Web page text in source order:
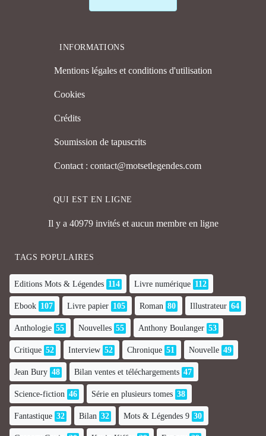
INFORMATIONS
Mentions légales et conditions d'utilisation
Cookies
Crédits
Soumission de tapuscrits
Contact : contact@motsetlegendes.com
QUI EST EN LIGNE
Il y a 40979 invités et aucun membre en ligne
TAGS POPULAIRES
Editions Mots & Légendes 114 Livre numérique 112
Ebook 107 Livre papier 105 Roman 80 Illustrateur 64
Anthologie 55 Nouvelles 55 Anthony Boulanger 53
Critique 52 Interview 52 Chronique 51 Nouvelle 49
Jean Bury 48 Bilan ventes et téléchargements 47
Science-fiction 46 Série en plusieurs tomes 38
Fantastique 32 Bilan 32 Mots & Légendes 9 30